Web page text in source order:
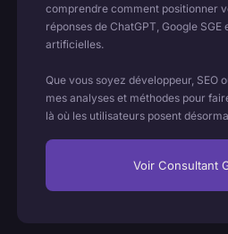
comprendre comment positionner
réponses de ChatGPT, Google
artificielles.
Que vous soyez développeur, SEO
mes analyses et méthodes pour
là où les utilisateurs posent
Voir Consultant